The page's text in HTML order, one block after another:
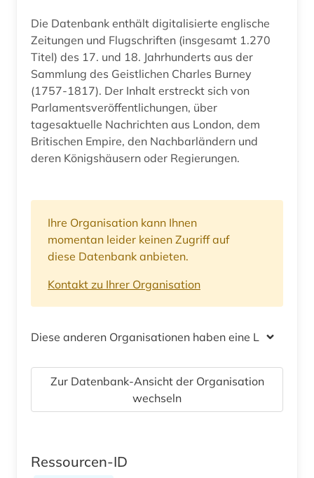
Die Datenbank enthält digitalisierte englische
Zeitungen und Flugschriften (insgesamt 1.270
Titel) des 17. und 18. Jahrhunderts aus der
Sammlung des Geistlichen Charles Burney
(1757-1817). Der Inhalt erstreckt sich von
Parlamentsveröffentlichungen, über
tagesaktuelle Nachrichten aus London, dem
Britischen Empire, den Nachbarländern und
deren Königshäusern oder Regierungen.
Ihre Organisation kann Ihnen
momentan leider keinen Zugriff auf
diese Datenbank anbieten.
Kontakt zu Ihrer Organisation
Diese anderen Organisationen haben eine Lizenz
Zur Datenbank-Ansicht der Organisation
wechseln
Ressourcen-ID